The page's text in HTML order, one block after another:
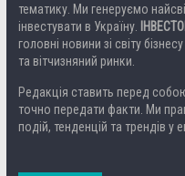
тематику. Ми генеруємо
інвестувати в Україну.
головні новини зі світу
та вітчизняний ринки.
Редакція ставить перед
точно передати факти. Ми
подій, тенденцій та трендів у